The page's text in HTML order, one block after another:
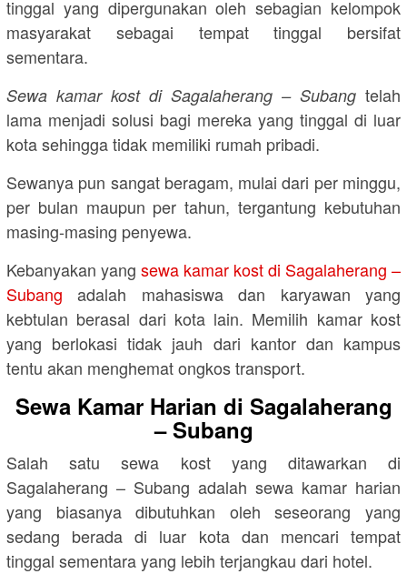
tinggal yang dipergunakan oleh sebagian kelompok
masyarakat sebagai tempat tinggal bersifat
sementara.
Sewa kamar kost di Sagalaherang – Subang telah
lama menjadi solusi bagi mereka yang tinggal di luar
kota sehingga tidak memiliki rumah pribadi.
Sewanya pun sangat beragam, mulai dari per minggu,
per bulan maupun per tahun, tergantung kebutuhan
masing-masing penyewa.
Kebanyakan yang sewa kamar kost di Sagalaherang –
Subang adalah mahasiswa dan karyawan yang
kebtulan berasal dari kota lain. Memilih kamar kost
yang berlokasi tidak jauh dari kantor dan kampus
tentu akan menghemat ongkos transport.
Sewa Kamar Harian di Sagalaherang
– Subang
Salah satu sewa kost yang ditawarkan di
Sagalaherang – Subang adalah sewa kamar harian
yang biasanya dibutuhkan oleh seseorang yang
sedang berada di luar kota dan mencari tempat
tinggal sementara yang lebih terjangkau dari hotel.